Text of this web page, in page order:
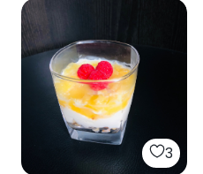
3